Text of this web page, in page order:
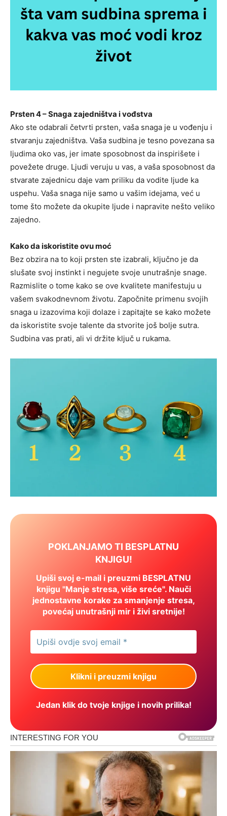
Prsten 4 – Snaga zajedništva i vođstva
Ako ste odabrali četvrti prsten, vaša snaga je u vođenju i
stvaranju zajedništva. Vaša sudbina je tesno povezana sa
ljudima oko vas, jer imate sposobnost da inspirišete i
povežete druge. Ljudi veruju u vas, a vaša sposobnost da
stvarate zajednicu daje vam priliku da vodite ljude ka
uspehu. Vaša snaga nije samo u vašim idejama, već u
tome što možete da okupite ljude i napravite nešto veliko
zajedno.
Kako da iskoristite ovu moć
Bez obzira na to koji prsten ste izabrali, ključno je da
slušate svoj instinkt i negujete svoje unutrašnje snage.
Razmislite o tome kako se ove kvalitete manifestuju u
vašem svakodnevnom životu. Započnite primenu svojih
snaga u izazovima koji dolaze i zapitajte se kako možete
da iskoristite svoje talente da stvorite još bolje sutra.
Sudbina vas prati, ali vi držite ključ u rukama.
POKLANJAMO TI BESPLATNU
KNJIGU!
Upiši svoj e-mail i preuzmi BESPLATNU
knjigu "Manje stresa, više sreće". Nauči
jednostavne korake za smanjenje stresa,
povećaj unutrašnji mir i živi sretnije!
Jedan klik do tvoje knjige i novih prilika!